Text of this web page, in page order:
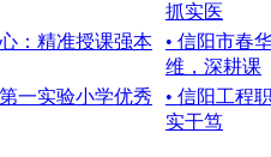
抓实医
：精准授课强本
• 信阳市春
维，深耕课
一实验小学优秀
• 信阳工程
实干笃